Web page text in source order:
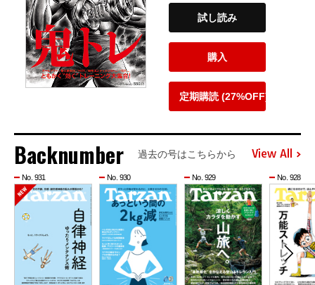
試し読み
購入
定期購読 (27%OFF)
Backnumber 過去の号はこちらから View All
No. 931 No. 930 No. 929 No. 928